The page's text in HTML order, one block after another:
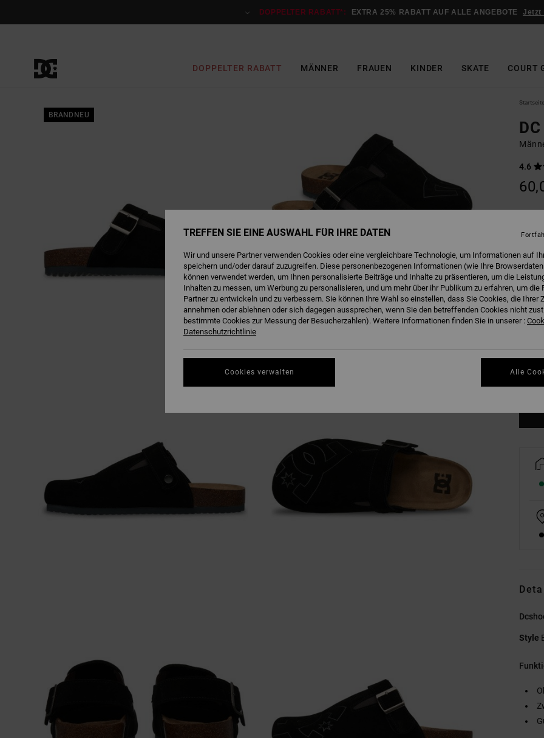
DOPPELTER RABATT*: EXTRA 25% RABATT AUF ALLE ANGEBOTE Jetzt
DOPPELTER RABATT MÄNNER FRAUEN KINDER SKATE COURT
BRANDNEU
Startseite
4.6
36
43
Style
TREFFEN SIE EINE AUSWAHL FÜR IHRE DATEN
Wir und unsere Partner verwenden Cookies oder eine vergleichbare Technologie, um Informationen auf
speichern und/oder darauf zuzugreifen. Diese personenbezogenen Informationen (wie Ihre
können verwendet werden, um Ihnen personalisierte Beiträge und Inhalte zu präsentieren, um die
Inhalten zu messen, um Werbung zu personalisieren, und um mehr über ihr Publikum zu erfahren, um die
Partner zu entwickeln und zu verbessern. Sie können Ihre Wahl so einstellen, dass Sie Cookies, die Ihrer
annehmen oder ablehnen oder sich dagegen aussprechen, wenn Sie den betreffenden Cookies nicht
bestimmte Cookies zur Messung der Besucherzahlen). Weitere Informationen finden Sie in unserer :
Datenschutzrichtlinie
Cookies verwalten Alle